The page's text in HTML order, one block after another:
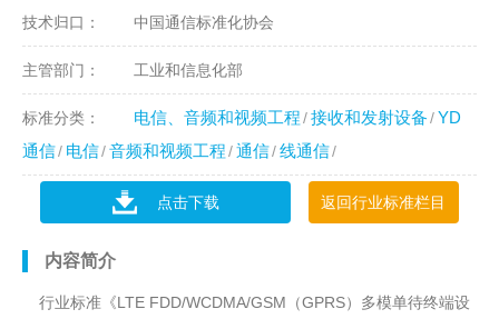
技术归口： 中国通信标准化协会
主管部门： 工业和信息化部
标准分类： 电信、音频和视频工程 接收和发射设备 YD
通信 电信 音频和视频工程 通信 线通信
点击下载 返回行业标准栏目
内容简介
行业标准《LTE FDD/WCDMA/GSM（GPRS）多模单待终端设